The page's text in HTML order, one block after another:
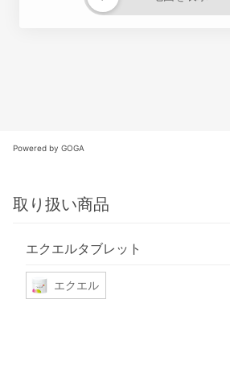
Powered by GOGA
取り扱い商品
エクエルタブレット
エクエル